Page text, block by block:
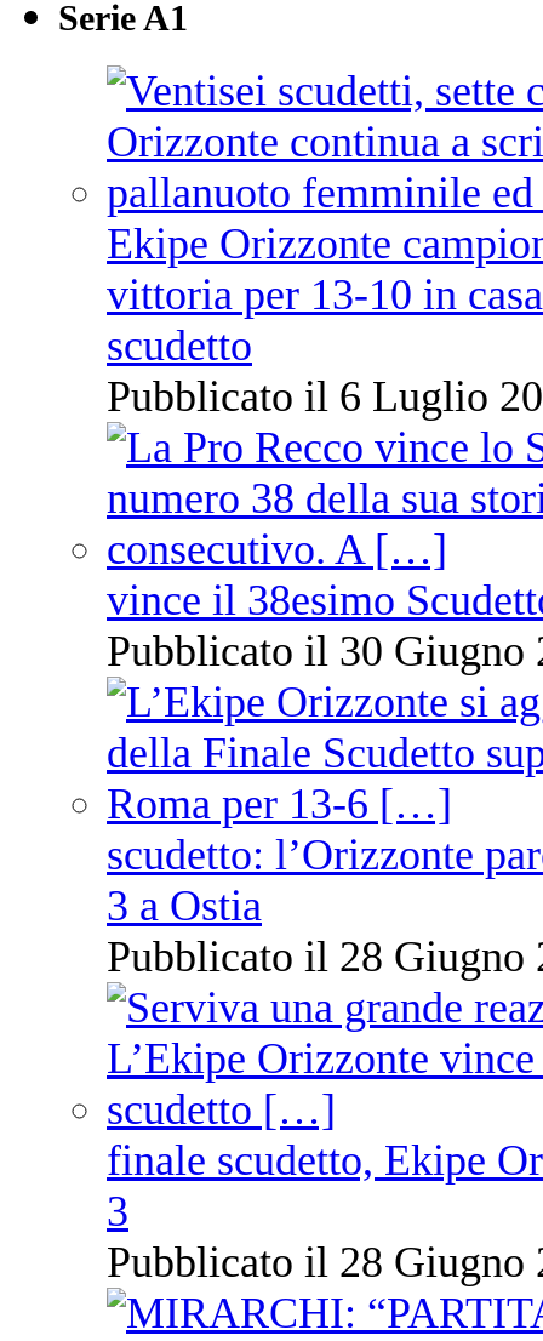
Serie A1
Ekipe Orizzonte
vittoria per 13-10 in
scudetto
Pubblicato il 6 Luglio
vince il 38esimo
Pubblicato il 30 Giugno
scudetto: l’Orizzonte
3 a Ostia
Pubblicato il 28 Giugno
finale scudetto, Ekipe
3
Pubblicato il 28 Giugno